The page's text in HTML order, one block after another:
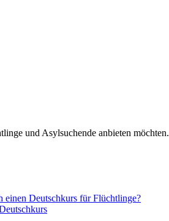
und Asylsuchende anbieten möchten.
einen Deutschkurs für Flüchtlinge?